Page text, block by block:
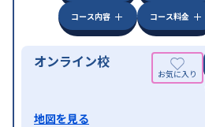
コース内容
コース料金
オンライン校
地図を見る